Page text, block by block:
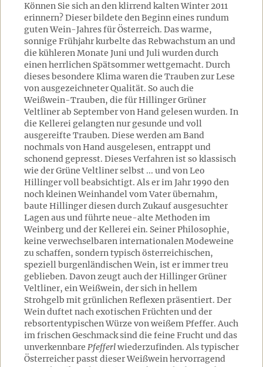
Können Sie sich an den klirrend kalten Winter 2011
erinnern? Dieser bildete den Beginn eines rundum
guten Wein-Jahres für Österreich. Das warme,
sonnige Frühjahr kurbelte das Rebwachstum an und
die kühleren Monate Juni und Juli wurden durch
einen herrlichen Spätsommer wettgemacht. Durch
dieses besondere Klima waren die Trauben zur Lese
von ausgezeichneter Qualität. So auch die
Weißwein-Trauben, die für Hillinger Grüner
Veltliner ab September von Hand gelesen wurden. In
die Kellerei gelangten nur gesunde und voll
ausgereifte Trauben. Diese werden am Band
nochmals von Hand ausgelesen, entrappt und
schonend gepresst. Dieses Verfahren ist so klassisch
wie der Grüne Veltliner selbst ... und von Leo
Hillinger voll beabsichtigt. Als er im Jahr 1990 den
noch kleinen Weinhandel vom Vater übernahm,
baute Hillinger diesen durch Zukauf ausgesuchter
Lagen aus und führte neue-alte Methoden im
Weinberg und der Kellerei ein. Seiner Philosophie,
keine verwechselbaren internationalen Modeweine
zu schaffen, sondern typisch österreichischen,
speziell burgenländischen Wein, ist er immer treu
geblieben. Davon zeugt auch der Hillinger Grüner
Veltliner, ein Weißwein, der sich in hellem
Strohgelb mit grünlichen Reflexen präsentiert. Der
Wein duftet nach exotischen Früchten und der
rebsortentypischen Würze von weißem Pfeffer. Auch
im frischen Geschmack sind die feine Frucht und das
unverkennbare Pfefferlwiederzufinden. Als typischer
Österreicher passt dieser Weißwein hervorragend